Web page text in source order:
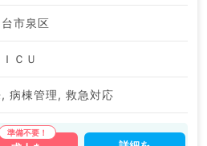
市泉区
ＣＵ
病棟管理, 救急対応